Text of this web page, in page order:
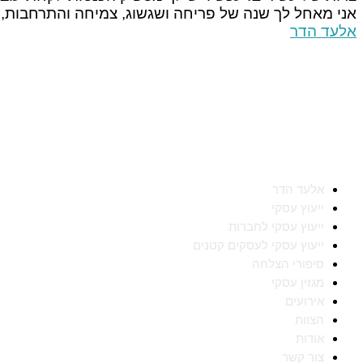
אני מאחל לך שנה של פריחה ושגשוג, צמיחה
אלעד הדר
אלעד הדר
ייעוץ עסקי
ייעוץ עסקי לחברות
ייעוץ עסקי לעסקים קטנים
סיפורי הצלחה
מגזין עסקי
אירועים
הצוות
אודות
צור קשר